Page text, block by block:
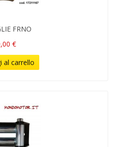
FRNO
€
al carrello